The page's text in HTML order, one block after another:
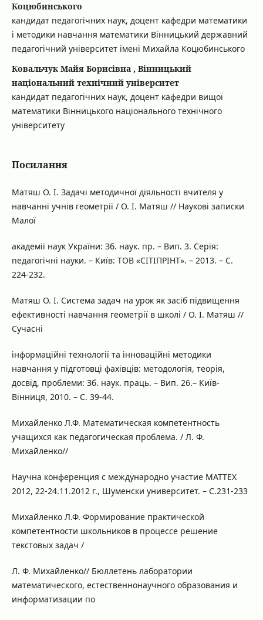
Коцюбинського
кандидат педагогічних наук, доцент кафедри математики
і методики навчання математики Вінницький державний
педагогічний університет імені Михайла Коцюбинського
Ковальчук Майя Борисівна , Вінницький
національний технічний університет
кандидат педагогічних наук, доцент кафедри вищої
математики Вінницького національного технічного
університету
Посилання
Матяш О. І. Задачі методичної діяльності вчителя у
навчанні учнів геометрії / О. І. Матяш // Наукові записки
Малої
академії наук України: Зб. наук. пр. – Вип. 3. Серія:
педагогічні науки. – Київ: ТОВ «СІТІПРІНТ». – 2013. – С.
224-232.
Матяш О. І. Система задач на урок як засіб підвищення
ефективності навчання геометрії в школі / О. І. Матяш //
Сучасні
інформаційні технології та інноваційні методики
навчання у підготовці фахівців: методологія, теорія,
досвід, проблеми: Зб. наук. праць. – Вип. 26.– Київ-
Вінниця, 2010. – С. 39-44.
Михайленко Л.Ф. Математическая компетентность
учащихся как педагогическая проблема. / Л. Ф.
Михайленко//
Научна конференция с международно участие МАТТЕХ
2012, 22-24.11.2012 г., Шуменски университет. – С.231-233
Михайленко Л.Ф. Формирование практической
компетентности школьников в процессе решение
текстовых задач /
Л. Ф. Михайленко// Бюллетень лаборатории
математического, естественнонаучного образования и
информатизации по